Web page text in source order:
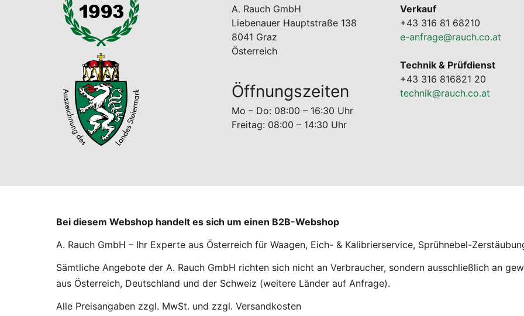
A. Rauch GmbH
Liebenauer Hauptstraße 138
8041 Graz
Österreich
Öffnungszeiten
Mo – Do: 08:00 – 16:30 Uhr
Freitag: 08:00 – 14:30 Uhr
Verkauf
+43 316 81 68210
e-anfrage@rauch.co.at
Technik & Prüfdienst
+43 316 816821 20
technik@rauch.co.at
Bei diesem Webshop handelt es sich um einen B2B-Webshop
A. Rauch GmbH – Ihr Experte aus Österreich für Waagen, Eich- & Kalibrierservice, Sprühnebel-
Sämtliche Angebote der A. Rauch GmbH richten sich nicht an Verbraucher, sondern ausschließlich an
aus Österreich, Deutschland und der Schweiz (weitere Länder auf Anfrage).
Alle Preisangaben zzgl. MwSt. und zzgl. Versandkosten